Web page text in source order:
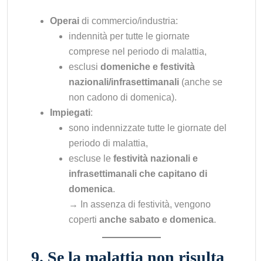
Operai di commercio/industria:
indennità per tutte le giornate
comprese nel periodo di malattia,
esclusi domeniche e festività
nazionali/infrasettimanali (anche se
non cadono di domenica).
Impiegati:
sono indennizzate tutte le giornate del
periodo di malattia,
escluse le festività nazionali e
infrasettimanali che capitano di
domenica.
→ In assenza di festività, vengono
coperti anche sabato e domenica.
9. Se la malattia non risulta